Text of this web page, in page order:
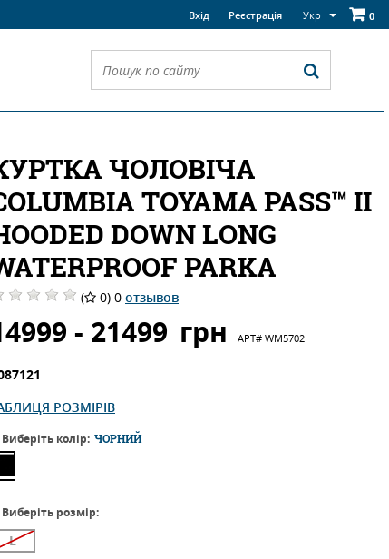
Вхід Реєстрація Укр 0
ЧОЛОВІЧА
TOYAMA PASS™ II
DOWN LONG
PARKA
( 0) 0 отзывов
- 21499 грн АРТ# WM5702
РОЗМІРІВ
Виберіть колір: ЧОРНИЙ
Виберіть розмір:
L